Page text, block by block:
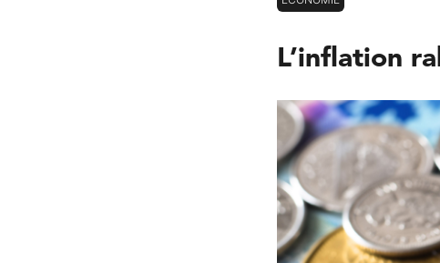
L’inflation